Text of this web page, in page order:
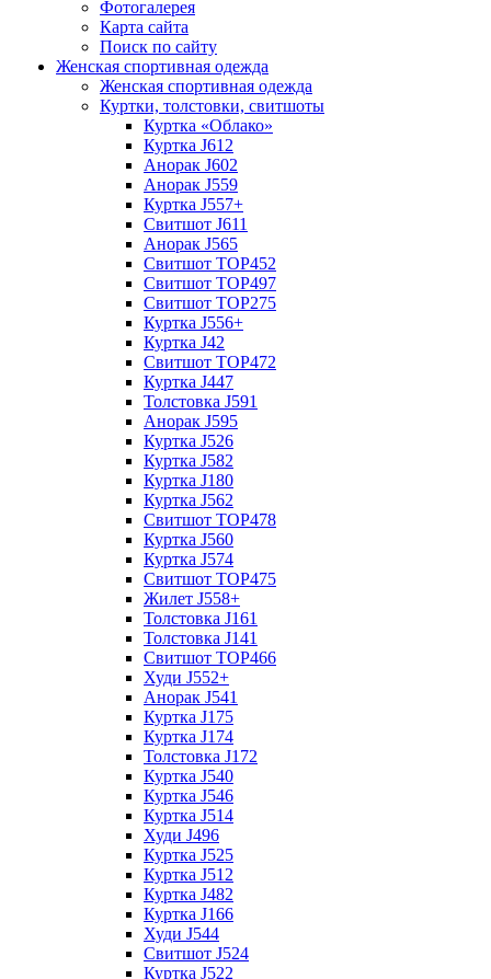
Фотогалерея
Карта сайта
Поиск по сайту
Женская спортивная одежда
Женская спортивная одежда
Куртки, толстовки, свитшоты
Куртка «Облако»
Куртка J612
Анорак J602
Анорак J559
Куртка J557+
Свитшот J611
Анорак J565
Свитшот TOP452
Свитшот TOP497
Свитшот TOP275
Куртка J556+
Куртка J42
Свитшот TOP472
Куртка J447
Толстовка J591
Анорак J595
Куртка J526
Куртка J582
Куртка J180
Куртка J562
Свитшот TOP478
Куртка J560
Куртка J574
Свитшот TOP475
Жилет J558+
Толстовка J161
Толстовка J141
Свитшот TOP466
Худи J552+
Анорак J541
Куртка J175
Куртка J174
Толстовка J172
Куртка J540
Куртка J546
Куртка J514
Худи J496
Куртка J525
Куртка J512
Куртка J482
Куртка J166
Худи J544
Свитшот J524
Куртка J522